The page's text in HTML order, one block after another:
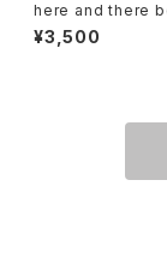
here and there
| マーク・ボスウィ
rthwick / スーザン・
¥3,500